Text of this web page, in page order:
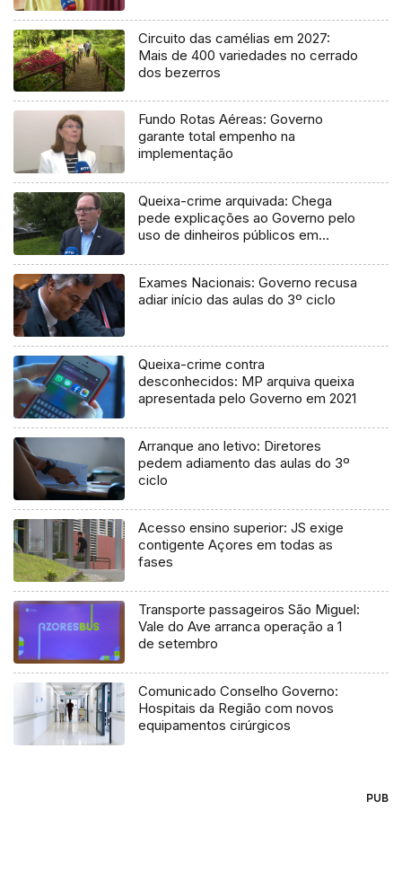
Circuito das camélias em 2027:
Mais de 400 variedades no cerrado
dos bezerros
Fundo Rotas Aéreas: Governo
garante total empenho na
implementação
Queixa-crime arquivada: Chega
pede explicações ao Governo pelo
uso de dinheiros públicos em
Exames Nacionais: Governo recusa
adiar início das aulas do 3º ciclo
Queixa-crime contra
desconhecidos: MP arquiva queixa
apresentada pelo Governo em 2021
Arranque ano letivo: Diretores
pedem adiamento das aulas do 3º
ciclo
Acesso ensino superior: JS exige
contigente Açores em todas as
fases
Transporte passageiros São Miguel:
Vale do Ave arranca operação a 1
de setembro
Comunicado Conselho Governo:
Hospitais da Região com novos
equipamentos cirúrgicos
PUB